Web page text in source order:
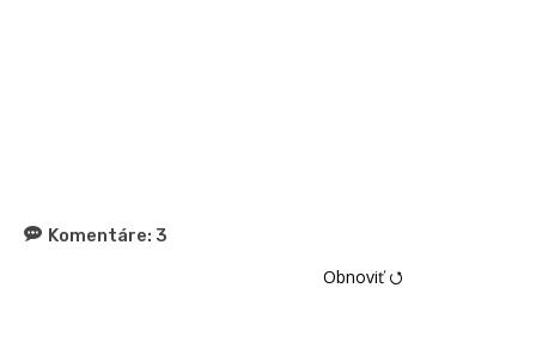
Komentáre: 3
Obnoviť ⭯